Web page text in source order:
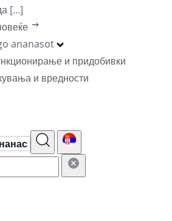
[…]
ananasot
и придобивки
и вредности